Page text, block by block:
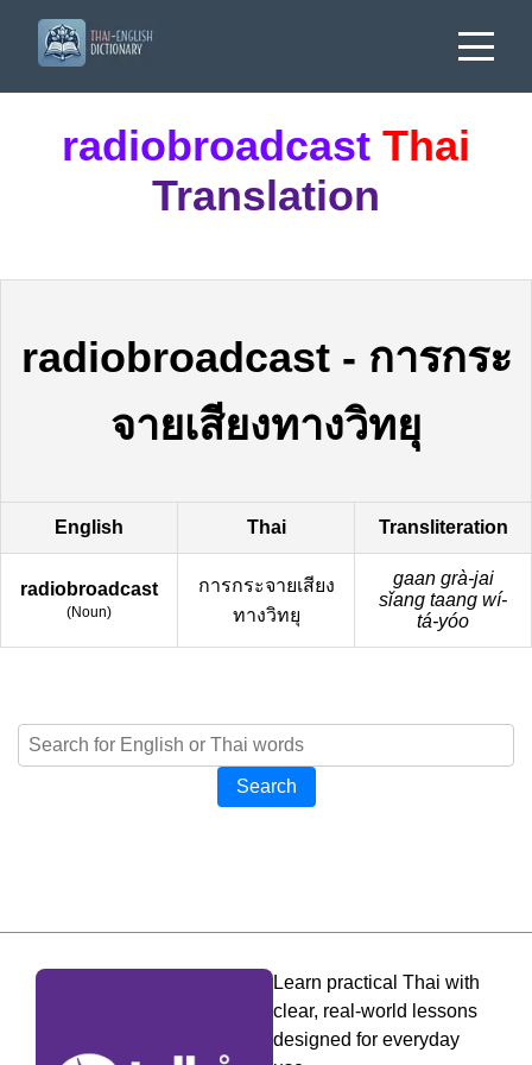
radiobroadcast Thai
Translation
radiobroadcast- การกระ
จายเสียงทางวิทยุ
English Thai Transliteration
radiobroadcast
(Noun)
การกระจายเสียง
ทางวิทยุ
gaan grà-jai
sǐang taang wí-
tá-yóo
Search
Learn practical Thai with
clear, real-world lessons
designed for everyday